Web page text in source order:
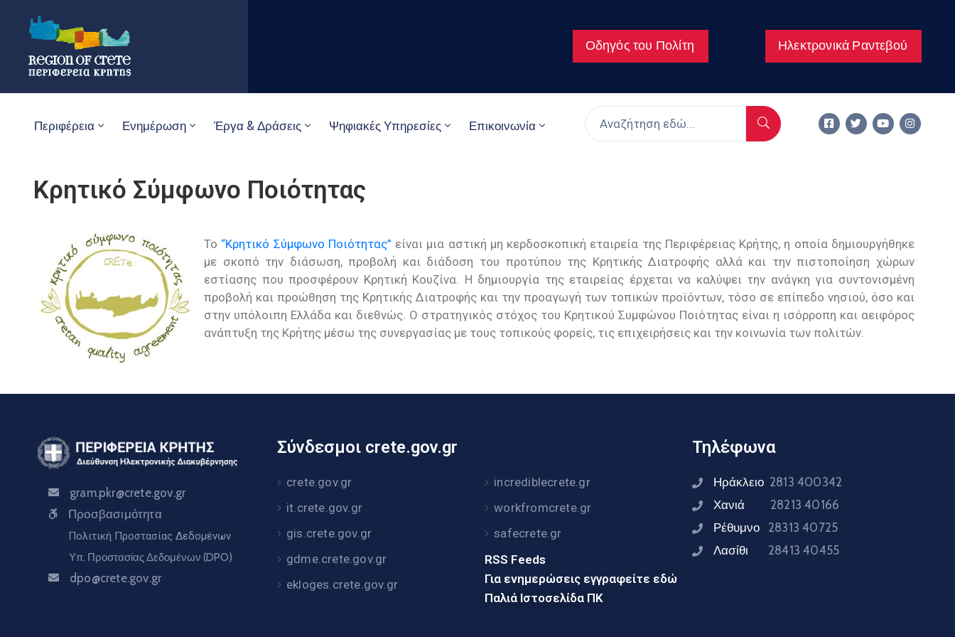
Οδηγός του Πολίτη Ηλεκτρονικά Ραντεβού
Περιφέρεια Ενημέρωση Έργα & Δράσεις Ψηφιακές Υπηρεσίες Επικοινωνία
Κρητικό Σύμφωνο Ποιότητας
Το “Κρητικό Σύμφωνο Ποιότητας” είναι μια αστική μη κερδοσκοπική εταιρεία της Περιφέρειας Κρήτης, η οποία δημιουργήθηκε
με σκοπό την διάσωση, προβολή και διάδοση του προτύπου της Κρητικής Διατροφής αλλά και την πιστοποίηση χώρων
εστίασης που προσφέρουν Κρητική Κουζίνα. Η δημιουργία της εταιρείας έρχεται να καλύψει την ανάγκη για συντονισμένη
προβολή και προώθηση της Κρητικής Διατροφής και την προαγωγή των τοπικών προϊόντων, τόσο σε επίπεδο νησιού, όσο και
στην υπόλοιπη Ελλάδα και διεθνώς. Ο στρατηγικός στόχος του Κρητικού Συμφώνου Ποιότητας είναι η ισόρροπη και αειφόρος
ανάπτυξη της Κρήτης μέσω της συνεργασίας με τους τοπικούς φορείς, τις επιχειρήσεις και την κοινωνία των πολιτών.
gram.pkr@crete.gov.gr
Προσβασιμότητα
Πολιτική Προστασίας Δεδομένων
Υπ. Προστασίας Δεδομένων (DPO)
dpo@crete.gov.gr
Σύνδεσμοι crete.gov.gr
crete.gov.gr
it.crete.gov.gr
gis.crete.gov.gr
gdme.crete.gov.gr
ekloges.crete.gov.gr
incrediblecrete.gr
workfromcrete.gr
safecrete.gr
RSS Feeds
Για ενημερώσεις εγγραφείτε εδώ
Παλιά Ιστοσελίδα ΠΚ
Τηλέφωνα
Ηράκλειο 2813 400342
Χανιά 28213 40166
Ρέθυμνο 28313 40725
Λασίθι 28413 40455